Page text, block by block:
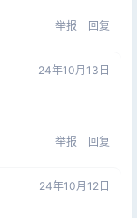
举报 回复
24年10月13日
举报 回复
24年10月12日